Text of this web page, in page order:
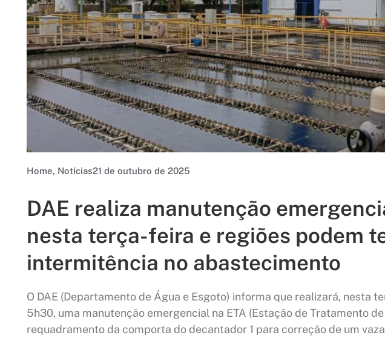
Home, Notícias21 de outubro de 2025
DAE realiza manutenção
nesta terça-feira e regiões podem
intermitência no abastecimento
O DAE (Departamento de Água e Esgoto) informa que realizará, nesta
5h30, uma manutenção emergencial na ETA (Estação de Tratamento
requadramento da comporta do decantador 1 para correção de um